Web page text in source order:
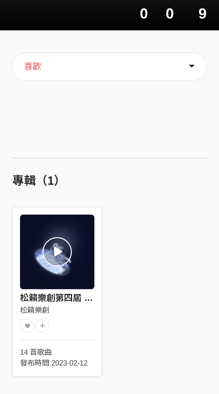
0 0 9
主頁
喜歡
關於
專輯（1）
松籟樂創第四屆 2022合輯
松籟樂創
14 首歌曲
發布時間 2023-02-12